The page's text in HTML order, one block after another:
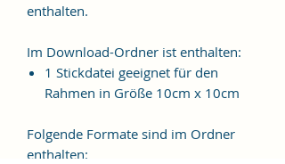
enthalten.
Im Download-Ordner ist enthalten:
1 Stickdatei geeignet für den
Rahmen in Größe 10cm x 10cm
Folgende Formate sind im Ordner
enthalten: